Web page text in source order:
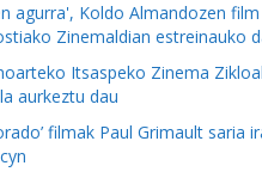
agurra', Koldo Almandozen
Zinemaldian estreinauko
Itsaspeko Zinema
aurkeztu dau
filmak Paul Grimault saria